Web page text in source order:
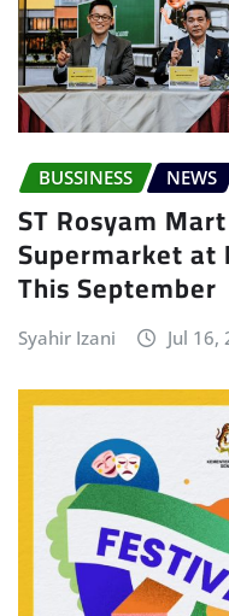
BUSSINESS NEWS
ST Rosyam
Supermarket at
This September
Syahir Izani Jul 16,